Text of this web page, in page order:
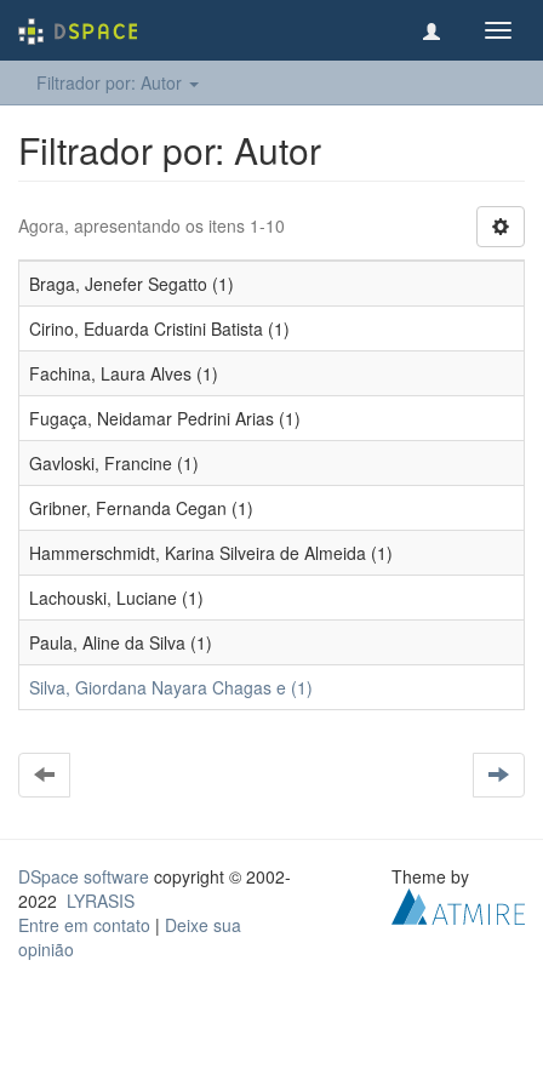
Filtrador por: Autor
Filtrador por: Autor
Agora, apresentando os itens 1-10
Braga, Jenefer Segatto (1)
Cirino, Eduarda Cristini Batista (1)
Fachina, Laura Alves (1)
Fugaça, Neidamar Pedrini Arias (1)
Gavloski, Francine (1)
Gribner, Fernanda Cegan (1)
Hammerschmidt, Karina Silveira de Almeida (1)
Lachouski, Luciane (1)
Paula, Aline da Silva (1)
Silva, Giordana Nayara Chagas e (1)
DSpace software copyright © 2002-
2022 LYRASIS
Entre em contato | Deixe sua
opinião
Theme by